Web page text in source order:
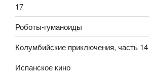
17
Роботы-гуманоиды
Колумбийские приключения, часть 14
Испанское кино